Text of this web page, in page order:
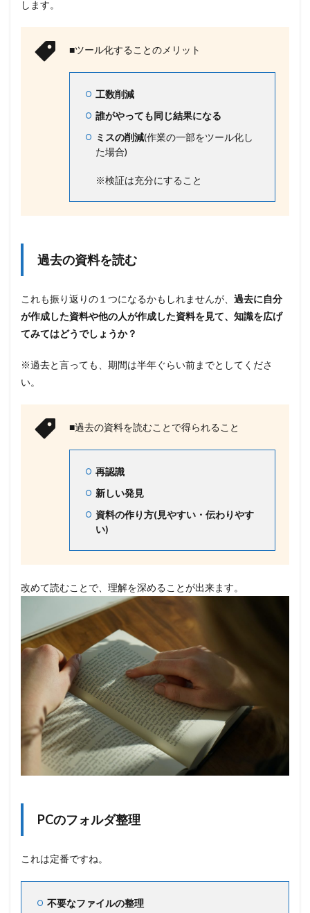
な
3.1
１
て
転
る
4
ま
め
します。
■ツール化することのメリット
工数削減
誰がやっても同じ結果になる
ミスの削減(作業の一部をツール化し
た場合)
※検証は充分にすること
過去の資料を読む
これも振り返りの１つになるかもしれませんが、 過去に自分
が作成した資料や他の人が作成した資料を見て、知識を広げ
てみてはどうでしょうか？
※過去と言っても、期間は半年ぐらい前までとしてくださ
い。
■過去の資料を読むことで得られること
再認識
新しい発見
資料の作り方(見やすい・伝わりやす
い)
改めて読むことで、理解を深めることが出来ます。
PCのフォルダ整理
これは定番ですね。
不要なファイルの整理